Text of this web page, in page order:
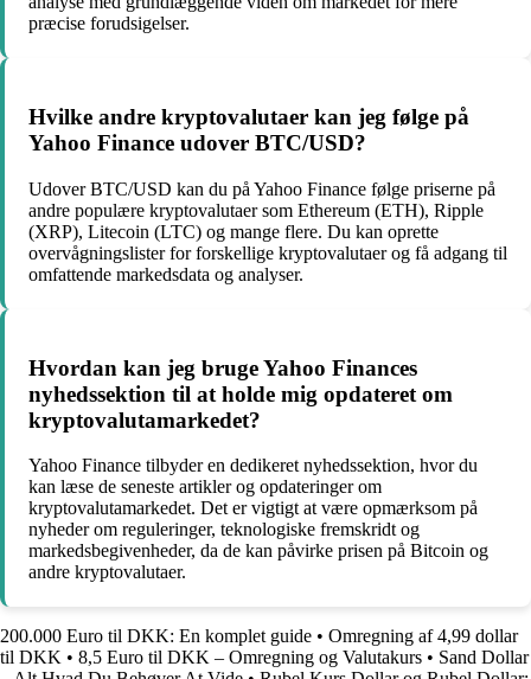
præcise forudsigelser.
Hvilke andre kryptovalutaer kan jeg følge på
Yahoo Finance udover BTC/USD?
Udover BTC/USD kan du på Yahoo Finance følge priserne på
andre populære kryptovalutaer som Ethereum (ETH), Ripple
(XRP), Litecoin (LTC) og mange flere. Du kan oprette
overvågningslister for forskellige kryptovalutaer og få adgang til
omfattende markedsdata og analyser.
Hvordan kan jeg bruge Yahoo Finances
nyhedssektion til at holde mig opdateret om
kryptovalutamarkedet?
Yahoo Finance tilbyder en dedikeret nyhedssektion, hvor du
kan læse de seneste artikler og opdateringer om
kryptovalutamarkedet. Det er vigtigt at være opmærksom på
nyheder om reguleringer, teknologiske fremskridt og
markedsbegivenheder, da de kan påvirke prisen på Bitcoin og
andre kryptovalutaer.
200.000 Euro til DKK: En komplet guide • Omregning af 4,99 dollar
til DKK • 8,5 Euro til DKK – Omregning og Valutakurs • Sand Dollar